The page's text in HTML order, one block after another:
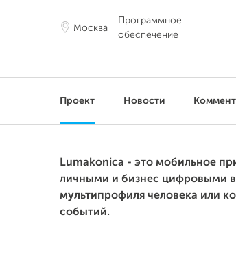
Москва
Программное
обеспечение
Проект Новости
Lumakonica - это мобильное
личными и бизнес цифровыми
мультипрофиля человека или
событий.